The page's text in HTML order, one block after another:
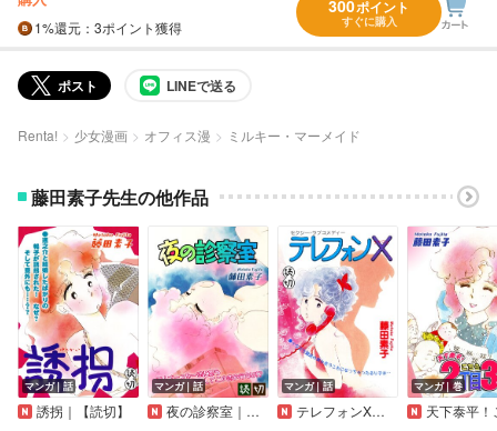
1%還元 ：3ポイント獲得
300ポイント
すぐに購入
ポスト LINEで送る
Renta! 少女漫画 オフィス漫 ミルキー・マーメイド
藤田素子先生の他作品
マンガ｜話
誘拐｜【読切】
マンガ｜話
夜の診察室｜【読切】
マンガ｜話
テレフォンX｜【読切】
マンガ｜巻
天下泰平！こちら2丁目